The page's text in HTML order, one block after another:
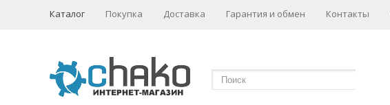
Каталог Покупка Доставка Гарантия и обмен Контакты